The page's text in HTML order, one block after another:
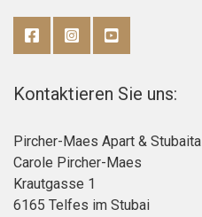
Kontaktieren Sie uns:
Pircher-Maes Apart & Stubaital
Carole Pircher-Maes
Krautgasse 1
6165 Telfes im Stubai